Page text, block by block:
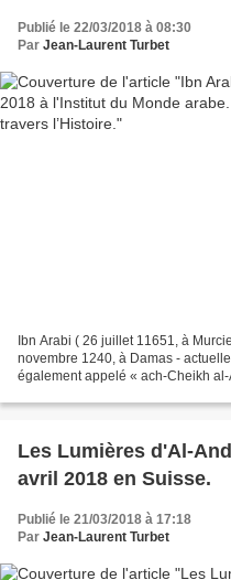
Publié le 22/03/2018 à 08:30
Par Jean-Laurent Turbet
Ibn Arabi ( 26 juillet 11651, à
novembre 1240, à Damas -
également appelé « ach-Cheikh
Les Lumières d'Al-
avril 2018 en Suisse.
Publié le 21/03/2018 à 17:18
Par Jean-Laurent Turbet